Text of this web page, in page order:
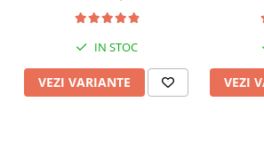
Dual 2x1200W, Autonomie
de 80km, Viteză Până la
65km/h, Baterie 52V 23.2Ah
IN STOC
VEZI VARIANTE VEZI